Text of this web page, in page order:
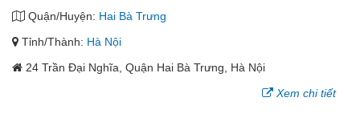
Quận/Huyện: Hai Bà Trưng
Tỉnh/Thành: Hà Nội
24 Trần Ðại Nghĩa, Quận Hai Bà Trưng, Hà Nội
Xem chi tiết